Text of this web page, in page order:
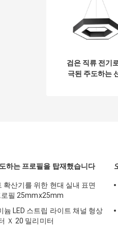
검은 직류 전기
극된 주도하는
하는 프로필을 탑재했습니다
확산기를 위한 현대 실내 표면
로필 25mmx25mm
늄 LED 스트립 라이트 채널 형상
Ｘ 20 밀리미터